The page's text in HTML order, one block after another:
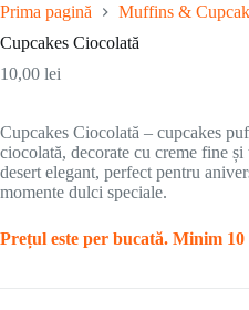
Prima pagină Muffins &
Cupcakes Ciocolată
10,00 lei
Cupcakes Ciocolată – cupcakes
ciocolată, decorate cu creme fine
desert elegant, perfect pentru
momente dulci speciale.
Prețul este per bucată. Minim